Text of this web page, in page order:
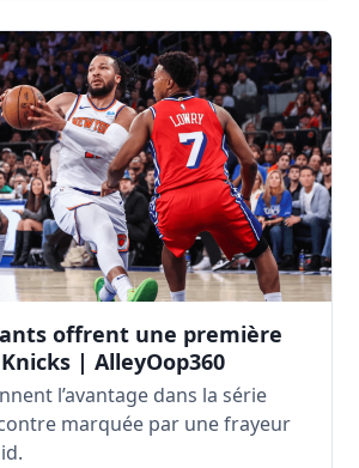
offrent une première
| AlleyOop360
l’avantage dans la série
marquée par une frayeur